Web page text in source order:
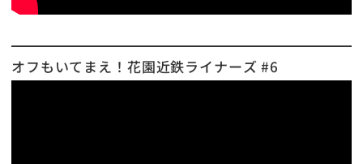
オフもいてまえ！花園近鉄ライナーズ #6